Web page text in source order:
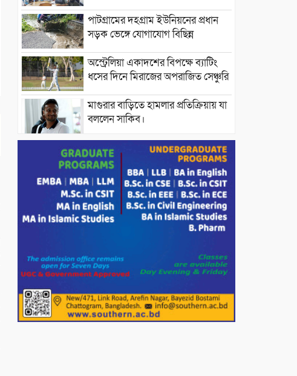
পাটগ্রামের দহগ্রাম ইউনিয়নের প্রধান
সড়ক ভেঙ্গে যোগাযোগ বিছিন্ন
অস্ট্রেলিয়া একাদশের বিপক্ষে ব্যাটিং
ধসের দিনে মিরাজের অপরাজিত সেঞ্চুরি
মাগুরার বাড়িতে হামলার প্রতিক্রিয়ায় যা
বললেন সাকিব।
দেশীয় পাঁচ প্রজাতির ছোট মাছে
উদ্বেগজনক মাত্রায় মাইক্রোপ্লাস্টিকের
উপস্থিতি শনাক্ত ।
সরকারকে ব্যর্থ করতে দেশের বিরুদ্ধে
একটি দল চক্রান্ত চালিয়ে যাচ্ছে : রিজভী
সোনার দাম বাড়ানোর ঘোষণা।
ভারপ্রাপ্ত রাষ্ট্রপতি হাফিজ উদ্দিন
আহমদের সাথে এইচটি বাংলা অনলাইন
পোর্টাল ও আইপি টিভির সম্পাদক মোঃ
ইসমাইল হোসেনের সৌজন্য সাক্ষাৎ।